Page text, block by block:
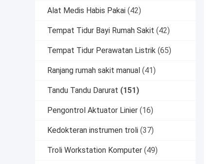
Alat Medis Habis Pakai (42)
Tempat Tidur Bayi Rumah Sakit (42)
Tempat Tidur Perawatan Listrik (65)
Ranjang rumah sakit manual (41)
Tandu Tandu Darurat (151)
Pengontrol Aktuator Linier (16)
Kedokteran instrumen troli (37)
Troli Workstation Komputer (49)